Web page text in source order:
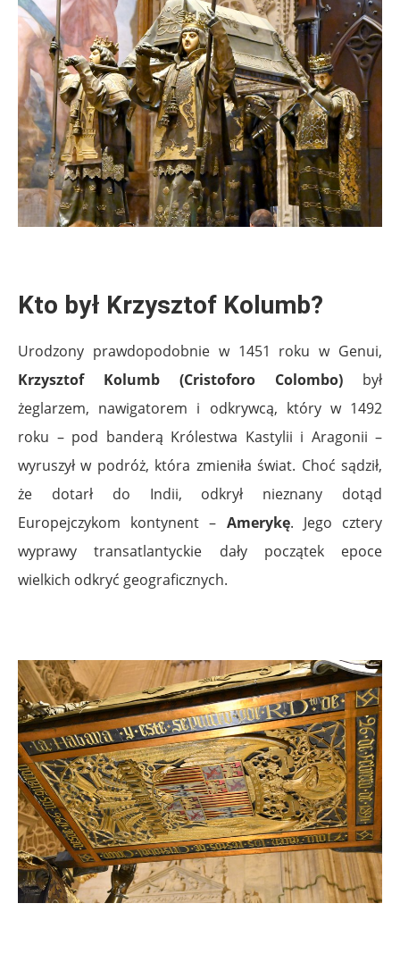
Kto był Krzysztof Kolumb?
Urodzony prawdopodobnie w 1451 roku w Genui,
Krzysztof Kolumb (Cristoforo Colombo) był
żeglarzem, nawigatorem i odkrywcą, który w 1492
roku – pod banderą Królestwa Kastylii i Aragonii –
wyruszył w podróż, która zmieniła świat. Choć sądził,
że dotarł do Indii, odkrył nieznany dotąd
Europejczykom kontynent – Amerykę. Jego cztery
wyprawy transatlantyckie dały początek epoce
wielkich odkryć geograficznych.